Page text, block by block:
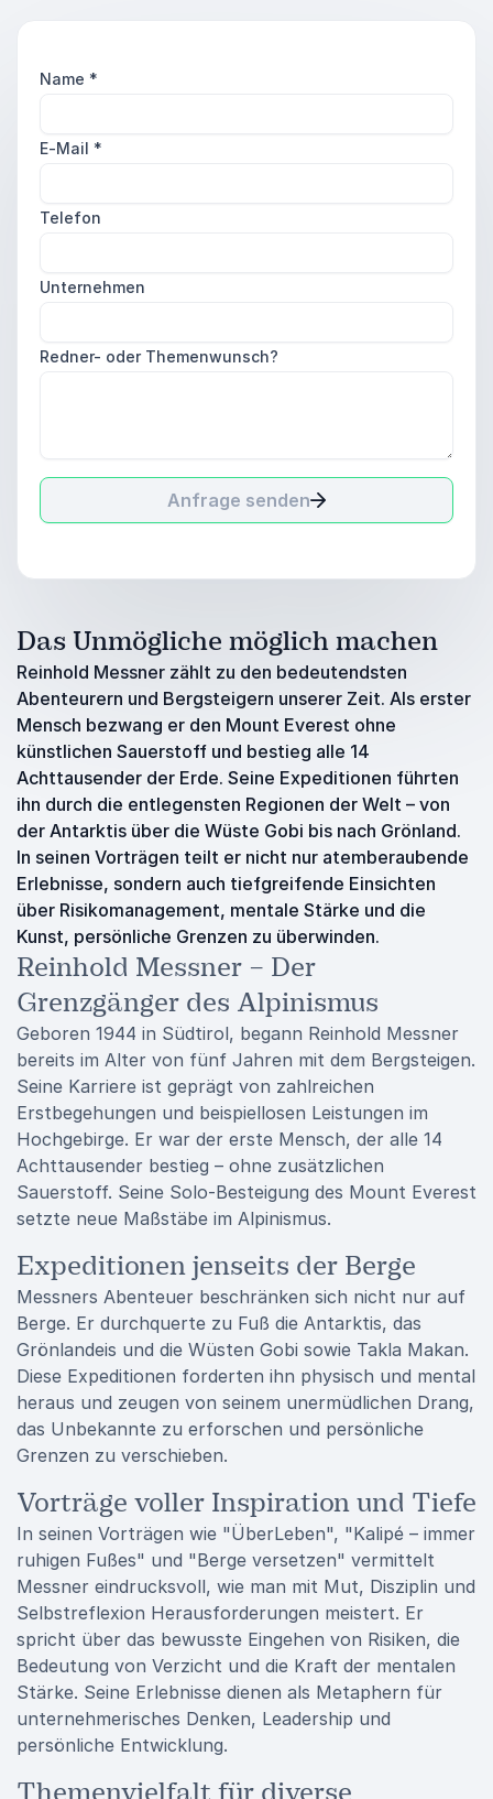
Name *
E-Mail *
Telefon
Unternehmen
Redner- oder Themenwunsch?
Anfrage senden
Das Unmögliche möglich machen
Reinhold Messner zählt zu den bedeutendsten
Abenteurern und Bergsteigern unserer Zeit. Als erster
Mensch bezwang er den Mount Everest ohne
künstlichen Sauerstoff und bestieg alle 14
Achttausender der Erde. Seine Expeditionen führten
ihn durch die entlegensten Regionen der Welt – von
der Antarktis über die Wüste Gobi bis nach Grönland.
In seinen Vorträgen teilt er nicht nur atemberaubende
Erlebnisse, sondern auch tiefgreifende Einsichten
über Risikomanagement, mentale Stärke und die
Kunst, persönliche Grenzen zu überwinden.
Reinhold Messner – Der
Grenzgänger des Alpinismus
Geboren 1944 in Südtirol, begann Reinhold Messner
bereits im Alter von fünf Jahren mit dem Bergsteigen.
Seine Karriere ist geprägt von zahlreichen
Erstbegehungen und beispiellosen Leistungen im
Hochgebirge. Er war der erste Mensch, der alle 14
Achttausender bestieg – ohne zusätzlichen
Sauerstoff. Seine Solo-Besteigung des Mount Everest
setzte neue Maßstäbe im Alpinismus.
Expeditionen jenseits der Berge
Messners Abenteuer beschränken sich nicht nur auf
Berge. Er durchquerte zu Fuß die Antarktis, das
Grönlandeis und die Wüsten Gobi sowie Takla Makan.
Diese Expeditionen forderten ihn physisch und mental
heraus und zeugen von seinem unermüdlichen Drang,
das Unbekannte zu erforschen und persönliche
Grenzen zu verschieben.
Vorträge voller Inspiration und Tiefe
In seinen Vorträgen wie "ÜberLeben", "Kalipé – immer
ruhigen Fußes" und "Berge versetzen" vermittelt
Messner eindrucksvoll, wie man mit Mut, Disziplin und
Selbstreflexion Herausforderungen meistert. Er
spricht über das bewusste Eingehen von Risiken, die
Bedeutung von Verzicht und die Kraft der mentalen
Stärke. Seine Erlebnisse dienen als Metaphern für
unternehmerisches Denken, Leadership und
persönliche Entwicklung.
Themenvielfalt für diverse